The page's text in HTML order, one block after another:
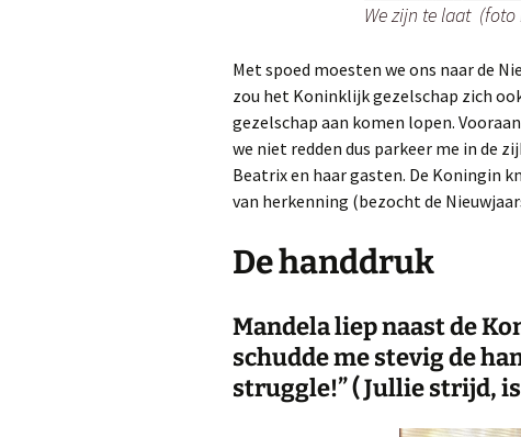
We zijn te laat (foto
Met spoed moesten we ons naar de
zou het Koninklijk gezelschap zich
gezelschap aan komen lopen.
we niet redden dus parkeer me in de
Beatrix en haar gasten. De Koningin
van herkenning (bezocht de
De handdruk
Mandela liep naast de
schudde me stevig de
struggle!” ( Jullie strijd,